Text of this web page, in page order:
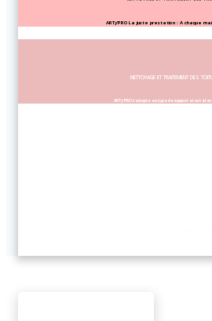
ARTy’PRO La juste prestation : A chaque
NETTOYAGE ET TRAITEMENT DES
ARTy’PRO s’adapte au type de support et son